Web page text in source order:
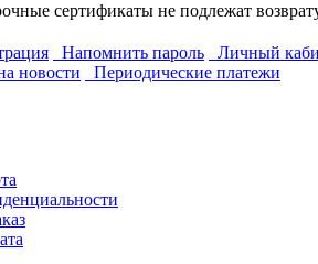
сертификаты не подлежат
Напомнить пароль
Личный
новости Периодические платежи